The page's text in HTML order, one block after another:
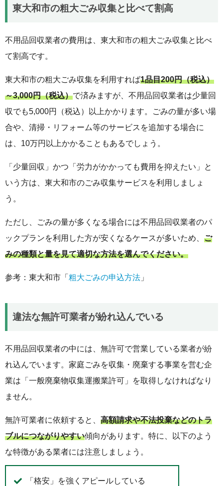
東大和市の粗大ごみ収集と比べて割高
不用品回収業者の費用は、東大和市の粗大ごみ収集と比べ
て割高です。
東大和市の粗大ごみ収集を利用すれば1品目200円（税込）
～3,000円（税込）で済みますが、不用品回収業者は少量回
収でも5,000円（税込）以上かかります。ごみの量が多い場
合や、清掃・リフォーム等のサービスを追加する場合に
は、10万円以上かかることもあるでしょう。
「少量回収」かつ「労力がかかっても費用を抑えたい」と
いう方は、東大和市のごみ収集サービスを利用しましょ
う。
ただし、ごみの量が多くなる場合には不用品回収業者のパ
ックプランを利用した方が安くなるケースが多いため、 ご
みの種類と量を見て適切な方法を選んでください。
参考：東大和市「 粗大ごみの申込方法 」
違法な無許可業者が紛れ込んでいる
不用品回収業者の中には、無許可で営業している業者が紛
れ込んでいます。家庭ごみを収集・廃棄する事業を営む企
業は「一般廃棄物収集運搬業許可」を取得しなければなり
ません。
無許可業者に依頼すると、 高額請求や不法投棄などのトラ
ブルにつながりやすい傾向があります。特に、以下のよう
な特徴がある業者には注意しましょう。
「格安」を強くアピールしている